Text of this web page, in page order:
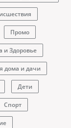
Промо
и Здоровье
дома и дачи
Дети
Спорт